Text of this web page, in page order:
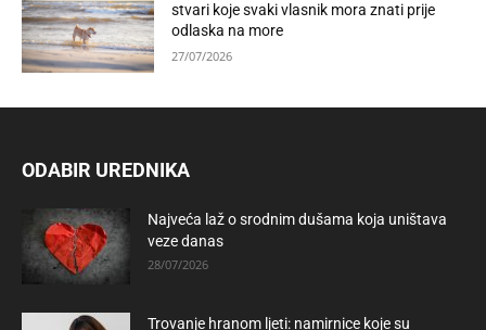
stvari koje svaki vlasnik mora znati prije
odlaska na more
27/07/2026
ODABIR UREDNIKA
Najveća laž o srodnim dušama koja uništava
veze danas
28/07/2026
Trovanje hranom ljeti: namirnice koje su